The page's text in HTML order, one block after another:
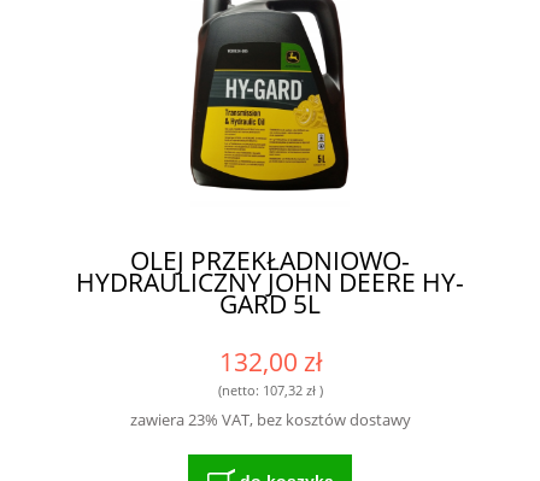
OLEJ PRZEKŁADNIOWO-
HYDRAULICZNY JOHN DEERE HY-
GARD 5L
132,00 zł
(netto: 107,32 zł)
zawiera 23% VAT, bez kosztów dostawy